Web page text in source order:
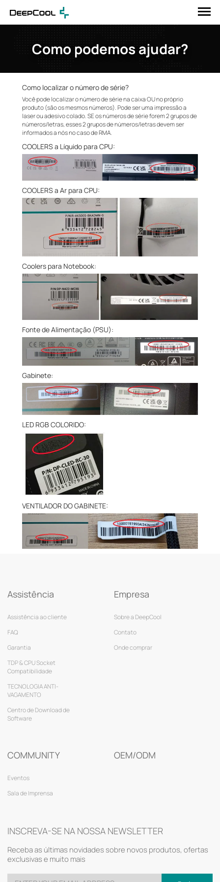
Como podemos ajudar?
Como localizar o número de série?
Você pode localizar o número de série na caixa OU no próprio
produto (são os mesmos números). Pode ser uma impressão a
laser ou adesivo colado. SE os números de série forem 2 grupos de
números/letras, esses 2 grupos de números/letras devem ser
informados a nós no caso de RMA.
COOLERS a Líquido para CPU:
COOLERS a Ar para CPU:
Coolers para Notebook:
Fonte de Alimentação (PSU):
Gabinete:
LED RGB COLORIDO:
VENTILADOR DO GABINETE:
Assistência
Assistência ao cliente
FAQ
Garantia
TDP & CPU Socket
Compatibilidade
TECNOLOGIA ANTI-
VAGAMENTO
Centro de Download de
Software
Empresa
Sobre a DeepCool
Contato
Onde comprar
COMMUNITY
Eventos
Sala de Imprensa
OEM/ODM
INSCREVA-SE NA NOSSA NEWSLETTER
Receba as últimas novidades sobre novos produtos, ofertas
exclusivas e muito mais